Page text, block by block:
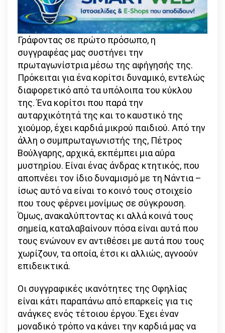
Γράφοντας σε πρώτο πρόσωπο, η
συγγραφέας μας συστήνει την
πρωταγωνίστρια μέσω της αφήγησής της.
Πρόκειται για ένα κορίτσι δυναμικό, εντελώς
διαφορετικό από τα υπόλοιπα του κύκλου
της. Ένα κορίτσι που παρά την
αυταρχικότητά της και το καυστικό της
χιούμορ, έχει καρδιά μικρού παιδιού. Από την
άλλη ο συμπρωταγωνιστής της, Πέτρος
Βούλγαρης, αρχικά, εκπέμπει μια αύρα
μυστηρίου. Είναι ένας άνδρας κτητικός, που
αποπνέει τον ίδιο δυναμισμό με τη Νάντια –
ίσως αυτό να είναι το κοινό τους στοιχείο
που τους φέρνει μονίμως σε σύγκρουση.
Όμως, ανακαλύπτοντας κι αλλά κοινά τους
σημεία, καταλαβαίνουν πόσα είναι αυτά που
τους ενώνουν εν αντιθέσει με αυτά που τους
χωρίζουν, τα οποία, έτσι κι αλλιώς, αγνοούν
επιδεικτικά.
Οι συγγραφικές ικανότητες της Οφηλίας
είναι κάτι παραπάνω από επαρκείς για τις
ανάγκες ενός τέτοιου έργου. Έχει έναν
μοναδικό τρόπο να κάνει την καρδιά μας να